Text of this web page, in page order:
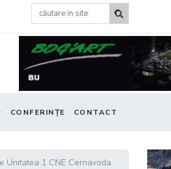
CONFERINȚE CONTACT
Unitatea 1 CNE Cernavoda